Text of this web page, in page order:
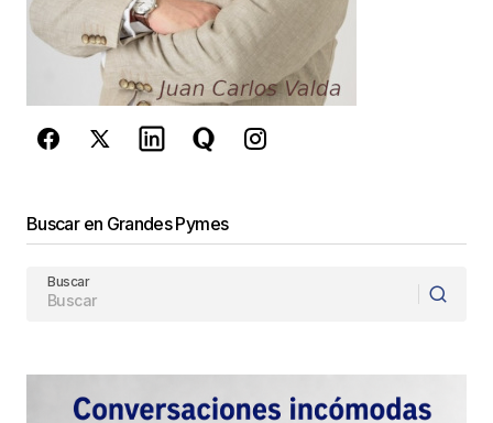
6 junio, 2015 at 11:53 pm
Responder
juancarlos
Responder
Muy didáctico su artículo. El tema de la Resiliencia
es bastante complejo y ud lo sumariza en algo
Buscar en Grandes Pymes
Buscar